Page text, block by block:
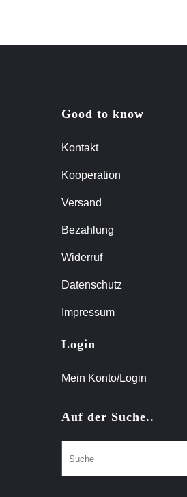
Good to know
Kontakt
Kooperation
Versand
Bezahlung
Widerruf
Datenschutz
Impressum
Login
Mein Konto/Login
Auf der Suche..